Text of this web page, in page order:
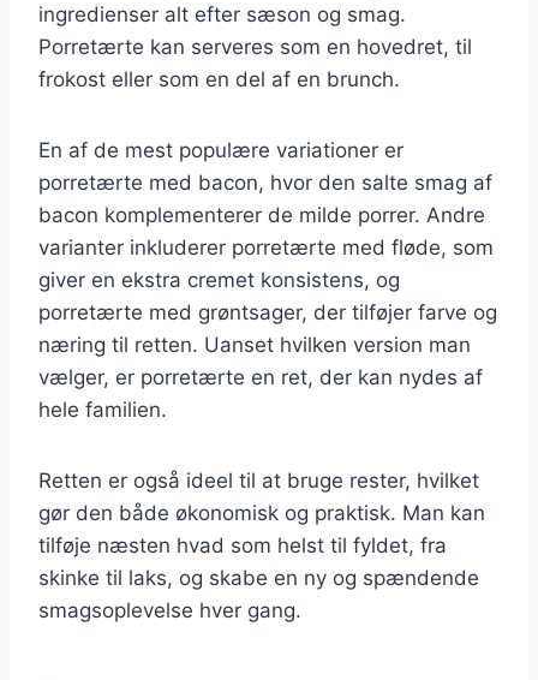
ingredienser alt efter sæson og smag.
Porretærte kan serveres som en hovedret, til
frokost eller som en del af en brunch.
En af de mest populære variationer er
porretærte med bacon, hvor den salte smag af
bacon komplementerer de milde porrer. Andre
varianter inkluderer porretærte med fløde, som
giver en ekstra cremet konsistens, og
porretærte med grøntsager, der tilføjer farve og
næring til retten. Uanset hvilken version man
vælger, er porretærte en ret, der kan nydes af
hele familien.
Retten er også ideel til at bruge rester, hvilket
gør den både økonomisk og praktisk. Man kan
tilføje næsten hvad som helst til fyldet, fra
skinke til laks, og skabe en ny og spændende
smagsoplevelse hver gang.